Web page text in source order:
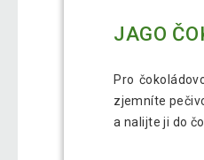
JAGO
Pro
zjemníte
a nalijte ji do